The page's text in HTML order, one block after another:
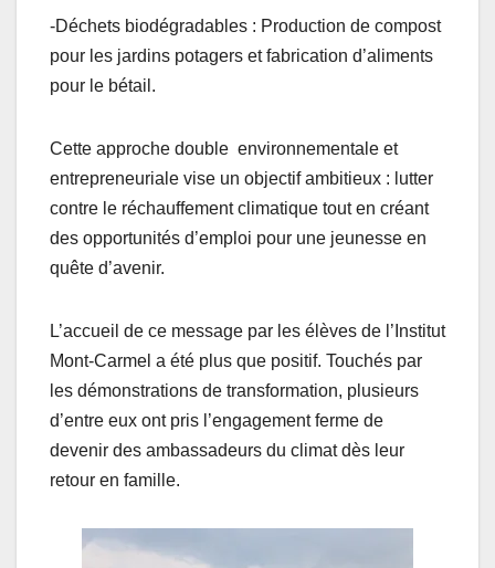
-Déchets biodégradables : Production de compost
pour les jardins potagers et fabrication d’aliments
pour le bétail.
Cette approche double environnementale et
entrepreneuriale vise un objectif ambitieux : lutter
contre le réchauffement climatique tout en créant
des opportunités d’emploi pour une jeunesse en
quête d’avenir.
L’accueil de ce message par les élèves de l’Institut
Mont-Carmel a été plus que positif. Touchés par
les démonstrations de transformation, plusieurs
d’entre eux ont pris l’engagement ferme de
devenir des ambassadeurs du climat dès leur
retour en famille.